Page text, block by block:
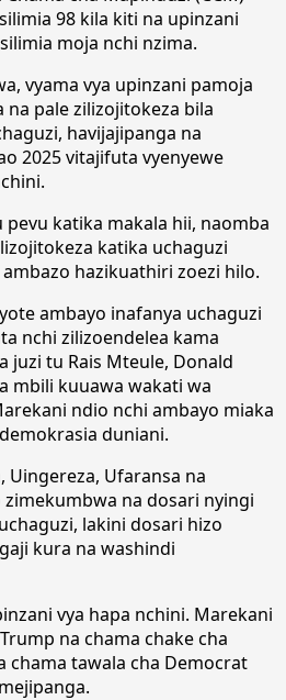
98 kila kiti na upinzani
moja nchi nzima.
vyama vya upinzani pamoja
pale zilizojitokeza bila
havijajipanga na
2025 vitajifuta vyenyewe
katika makala hii, naomba
katika uchaguzi
hazikuathiri zoezi hilo.
ambayo inafanya uchaguzi
nchi zilizoendelea kama
juzi tu Rais Mteule, Donald
mbili kuuawa wakati wa
ndio nchi ambayo miaka
duniani.
Uingereza, Ufaransa na
na dosari nyingi
lakini dosari hizo
kura na washindi
vya hapa nchini. Marekani
na chama chake cha
chama tawala cha Democrat